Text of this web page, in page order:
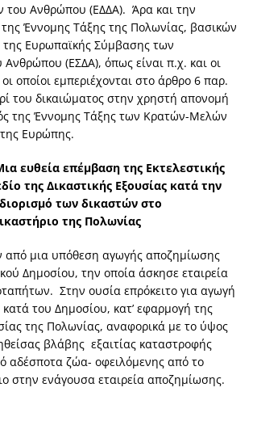
του Ανθρώπου (ΕΔΔΑ). Άρα και την
Έννομης Τάξης της Πολωνίας, βασικών
της Ευρωπαϊκής Σύμβασης των
(ΕΣΔΑ), όπως είναι π.χ. και οι
οποίοι εμπεριέχονται στο άρθρο 6 παρ.
του δικαιώματος στην χρηστή απονομή
της Έννομης Τάξης των Κρατών-Μελών
Ευρώπης.
ευθεία επέμβαση της Εκτελεστικής
της Δικαστικής Εξουσίας κατά την
των δικαστών στο
της Πολωνίας
μια υπόθεση αγωγής αποζημίωσης
Δημοσίου, την οποία άσκησε εταιρεία
Στην ουσία επρόκειτο για αγωγή
του Δημοσίου, κατ’ εφαρμογή της
της Πολωνίας, αναφορικά με το ύψος
βλάβης εξαιτίας καταστροφής
αδέσποτα ζώα- οφειλόμενης από το
στην ενάγουσα εταιρεία αποζημίωσης.